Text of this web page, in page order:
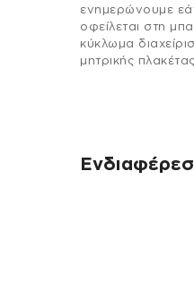
ενημερώνουμε
οφείλεται στη
κύκλωμα
μητρικής πλακέτας.